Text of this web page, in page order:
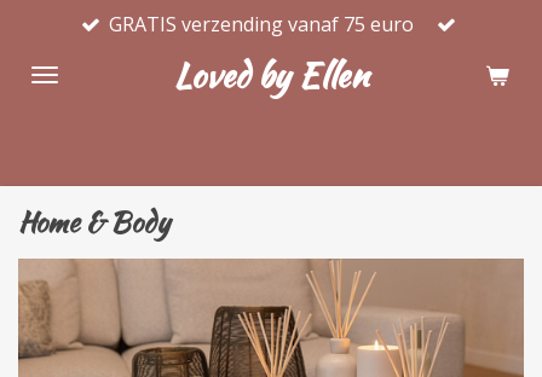
naar
Loved by Ellen
GRATIS verzending vanaf 75 euro
Home & Body